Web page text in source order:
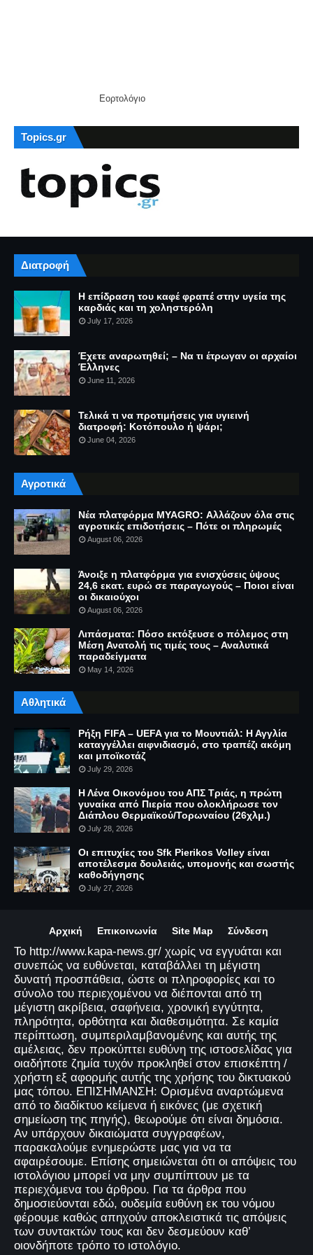
Εορτολόγιο
Topics.gr
Διατροφή
Η επίδραση του καφέ φραπέ στην υγεία της
καρδιάς και τη χοληστερόλη
July 17, 2026
Έχετε αναρωτηθεί; – Να τι έτρωγαν οι αρχαίοι
Έλληνες
June 11, 2026
Τελικά τι να προτιμήσεις για υγιεινή
διατροφή: Κοτόπουλο ή ψάρι;
June 04, 2026
Αγροτικά
Νέα πλατφόρμα MYAGRO: Αλλάζουν όλα στις
αγροτικές επιδοτήσεις – Πότε οι πληρωμές
August 06, 2026
Άνοιξε η πλατφόρμα για ενισχύσεις ύψους
24,6 εκατ. ευρώ σε παραγωγούς – Ποιοι είναι
οι δικαιούχοι
August 06, 2026
Λιπάσματα: Πόσο εκτόξευσε ο πόλεμος στη
Μέση Ανατολή τις τιμές τους – Αναλυτικά
παραδείγματα
May 14, 2026
Αθλητικά
Ρήξη FIFA – UEFA για το Μουντιάλ: Η Αγγλία
καταγγέλλει αιφνιδιασμό, στο τραπέζι ακόμη
και μποϊκοτάζ
July 29, 2026
Η Λένα Οικονόμου του ΑΠΣ Τριάς, η πρώτη
γυναίκα από Πιερία που ολοκλήρωσε τον
Διάπλου Θερμαϊκού/Τορωναίου (26χλμ.)
July 28, 2026
Οι επιτυχίες του Sfk Pierikos Volley είναι
αποτέλεσμα δουλειάς, υπομονής και σωστής
καθοδήγησης
July 27, 2026
Αρχική Επικοινωνία Site Map Σύνδεση
Το http://www.kapa-news.gr/ χωρίς να εγγυάται και
συνεπώς να ευθύνεται, καταβάλλει τη μέγιστη
δυνατή προσπάθεια, ώστε οι πληροφορίες και το
σύνολο του περιεχομένου να διέπονται από τη
μέγιστη ακρίβεια, σαφήνεια, χρονική εγγύτητα,
πληρότητα, ορθότητα και διαθεσιμότητα. Σε καμία
περίπτωση, συμπεριλαμβανομένης και αυτής της
αμέλειας, δεν προκύπτει ευθύνη της ιστοσελίδας για
οιαδήποτε ζημία τυχόν προκληθεί στον επισκέπτη /
χρήστη εξ αφορμής αυτής της χρήσης του δικτυακού
μας τόπου. ΕΠΙΣΗΜΑΝΣΗ: Ορισμένα αναρτώμενα
από το διαδίκτυο κείμενα ή εικόνες (με σχετική
σημείωση της πηγής), θεωρούμε ότι είναι δημόσια.
Αν υπάρχουν δικαιώματα συγγραφέων,
παρακαλούμε ενημερώστε μας για να τα
αφαιρέσουμε. Επίσης σημειώνεται ότι οι απόψεις του
ιστολόγιου μπορεί να μην συμπίπτουν με τα
περιεχόμενα του άρθρου. Για τα άρθρα που
δημοσιεύονται εδώ, ουδεμία ευθύνη εκ του νόμου
φέρουμε καθώς απηχούν αποκλειστικά τις απόψεις
των συντακτών τους και δεν δεσμεύουν καθ’
οιονδήποτε τρόπο το ιστολόγιο.